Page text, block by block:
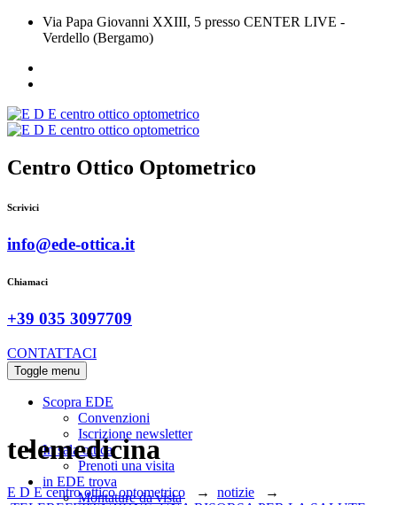
Via Papa Giovanni XXIII, 5 presso CENTER LIVE -
Verdello (Bergamo)
Centro Ottico Optometrico
Scrivici
info@ede-ottica.it
Chiamaci
+39 035 3097709
CONTATTACI
Toggle menu
Scopra EDE
Convenzioni
Iscrizione newsletter
In sala ottica
Prenoti una visita
in EDE trova
Montature da vista
telemedicina
E D E centro ottico optometrico → notizie →